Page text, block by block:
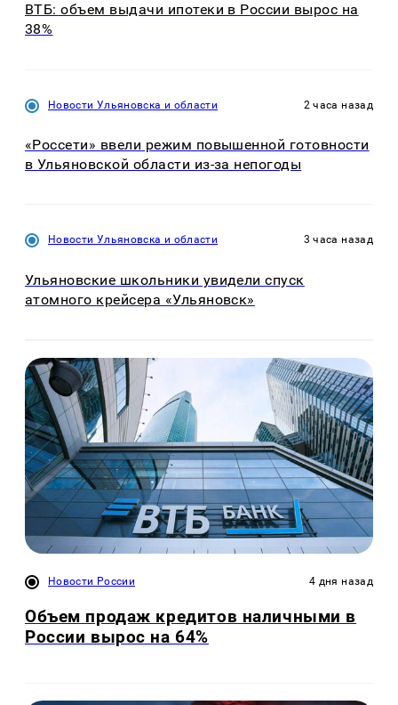
ВТБ: объем выдачи ипотеки в России вырос на
38%
Новости Ульяновска и области 2 часа назад
«Россети» ввели режим повышенной готовности
в Ульяновской области из-за непогоды
Новости Ульяновска и области 3 часа назад
Ульяновские школьники увидели спуск
атомного крейсера «Ульяновск»
Новости России 4 дня назад
Объем продаж кредитов наличными в
России вырос на 64%